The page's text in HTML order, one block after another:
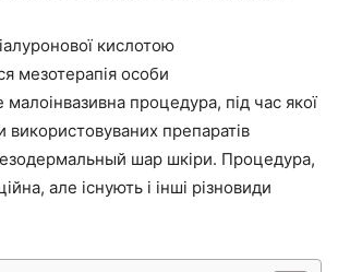
кислотою
мезотерапія особи
малоінвазивна процедура, під час якої
використовуваних препаратів
шар шкіри. Процедура,
але існують і інші різновиди